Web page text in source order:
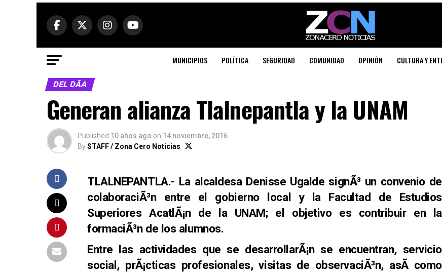
MUNICIPIOS POLÍTICA SEGURIDAD COMUNIDAD OPINIÓN CULTURA Y
DEL DÃ­A
Generan alianza Tlalnepantla y la UNAM
Published 10 años ago on 14 noviembre, 2016
BySTAFF / Zona Cero Noticias
TLALNEPANTLA.- La alcaldesa Denisse Ugalde signÃ³ un convenio de
colaboraciÃ³n entre el gobierno local y la Facultad de Estudios
Superiores AcatlÃ¡n de la UNAM; el objetivo es contribuir en la
formaciÃ³n de los alumnos.
Entre las actividades que se desarrollarÃ¡n se encuentran, servicio
social, prÃ¡cticas profesionales, visitas de observaciÃ³n, asÃ­ como